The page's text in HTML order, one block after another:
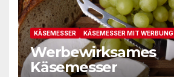
KÄSEMESSER KÄSEMESSER MIT WERBUNG
Werbewirksames
Käsemesser